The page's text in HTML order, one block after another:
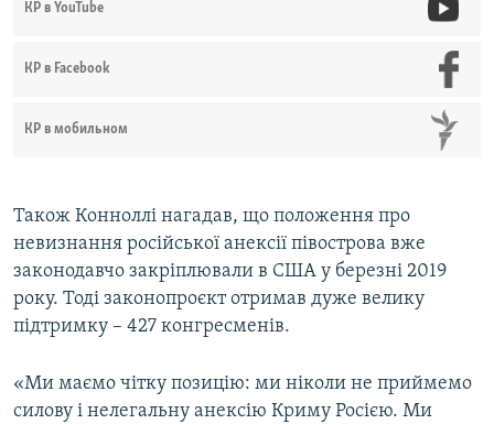
КР в YouTube
КР в Facebook
КР в мобильном
Також Конноллі нагадав, що положення про
невизнання російської анексії півострова вже
законодавчо закріплювали в США у березні 2019
року. Тоді законопроєкт отримав дуже велику
підтримку – 427 конгресменів.
«Ми маємо чітку позицію: ми ніколи не приймемо
силову і нелегальну анексію Криму Росією. Ми